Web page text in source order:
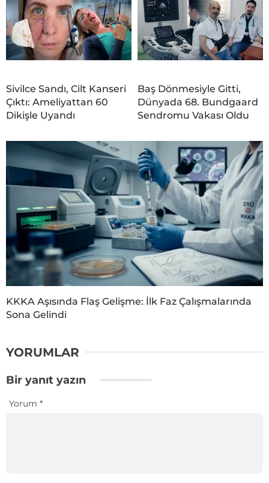
Sivilce Sandı, Cilt Kanseri
Çıktı: Ameliyattan 60
Dikişle Uyandı
Baş Dönmesiyle Gitti,
Dünyada 68. Bundgaard
Sendromu Vakası Oldu
KKKA Aşısında Flaş Gelişme: İlk Faz Çalışmalarında
Sona Gelindi
YORUMLAR
Bir yanıt yazın
Yorum *